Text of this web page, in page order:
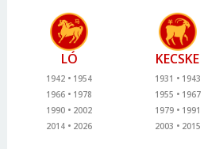
LÓ
1942
1954
1966
1978
1990
2002
2014
2026
KECSKE
1931
1943
1955
1967
1979
1991
2003
2015